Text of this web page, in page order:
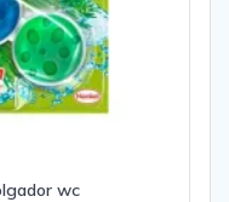
wc